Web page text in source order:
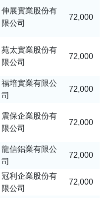
伸展實業股份有
限公司
72,000
苑太實業股份有
限公司
72,000
福培實業有限公
司
72,000
震保企業股份有
限公司
72,000
龍信鋁業有限公
司
72,000
冠利企業股份有
限公司
72,000